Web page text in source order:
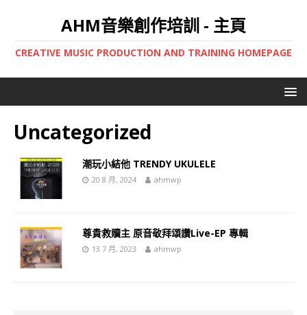
AHM音樂創作培訓 - 主頁
CREATIVE MUSIC PRODUCTION AND TRAINING HOMEPAGE
Uncategorized
潮玩小結他 TRENDY UKULELE
20 8 月, 2024 ahmwp
尊貴救贖主 原音敬拜頌讚Live-EP 專輯
13 7 月, 2023 ahmwp